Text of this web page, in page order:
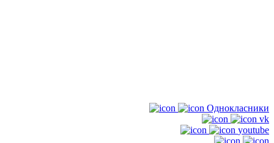
Однокласники
vk
youtube